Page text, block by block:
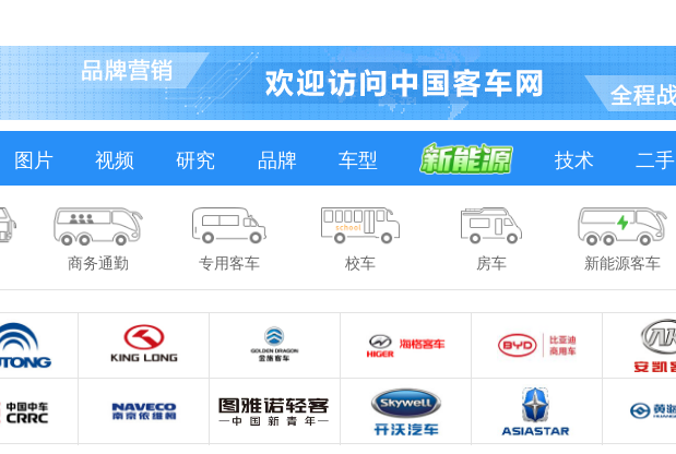
图片 视频 研究 品牌 车型 技术 二手
商务通勤 专用客车 校车 房车 新能源客车